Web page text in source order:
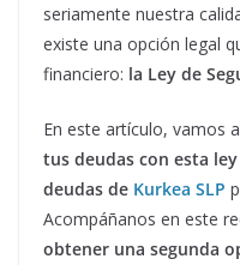
seriamente nuestra
existe una opción legal
financiero: la Ley de
En este artículo, vamos
tus deudas con esta ley
deudas de Kurkea SLP
Acompáñanos en este
obtener una segunda